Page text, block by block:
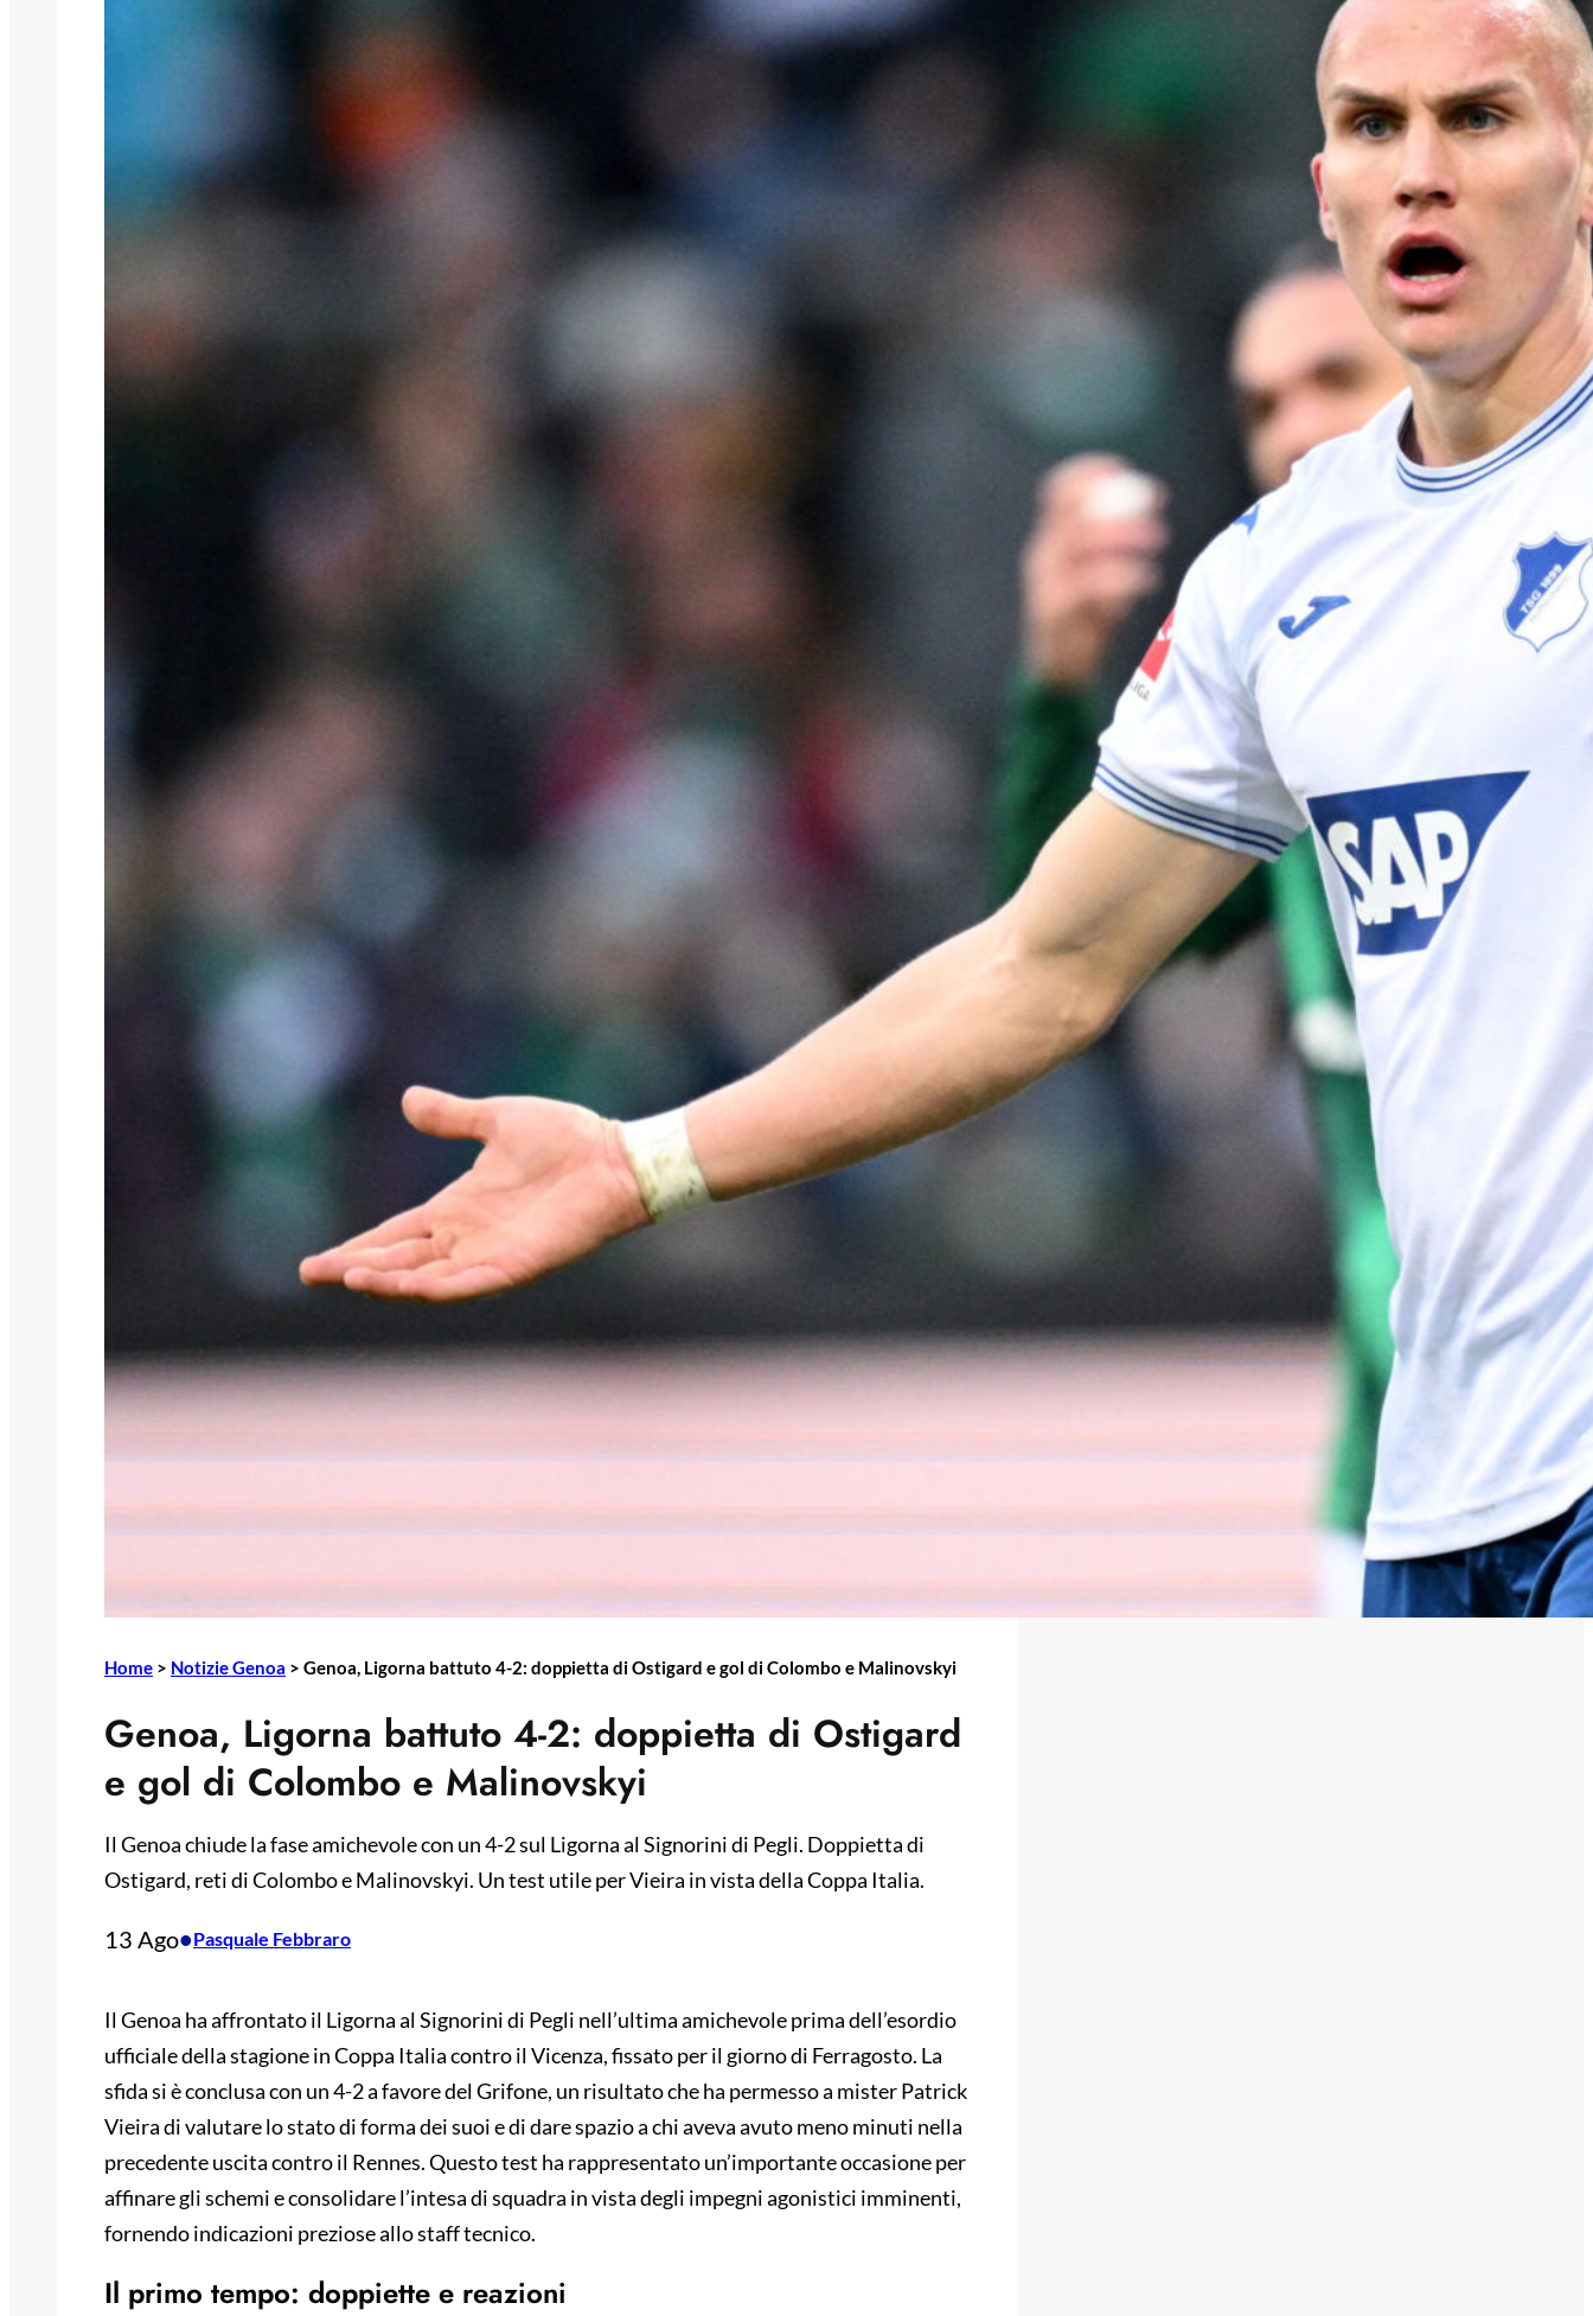
Home > Notizie Genoa > Genoa, Ligorna battuto 4-2: doppietta di Ostigard e gol di Colombo e Malinovskyi
Genoa, Ligorna battuto 4-2: doppietta di Ostigard
e gol di Colombo e Malinovskyi
Il Genoa chiude la fase amichevole con un 4-2 sul Ligorna al Signorini di Pegli. Doppietta di
Ostigard, reti di Colombo e Malinovskyi. Un test utile per Vieira in vista della Coppa Italia.
13 Ago•Pasquale Febbraro
Il Genoa ha affrontato il Ligorna al Signorini di Pegli nell’ultima amichevole prima dell’esordio
ufficiale della stagione in Coppa Italia contro il Vicenza, fissato per il giorno di Ferragosto. La
sfida si è conclusa con un 4-2 a favore del Grifone, un risultato che ha permesso a mister Patrick
Vieira di valutare lo stato di forma dei suoi e di dare spazio a chi aveva avuto meno minuti nella
precedente uscita contro il Rennes. Questo test ha rappresentato un’importante occasione per
affinare gli schemi e consolidare l’intesa di squadra in vista degli impegni agonistici imminenti,
fornendo indicazioni preziose allo staff tecnico.
Il primo tempo: doppiette e reazioni
Genoa, idea Dallinga per l’attacco: la
chiave è un’operazione tra Bologna e
Scaglione lascia il Genoa, il Borussia
Dortmund continua a puntare sui